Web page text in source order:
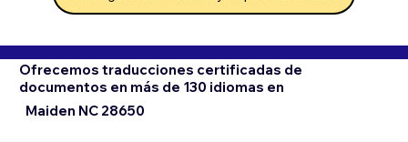
Ofrecemos traducciones certificadas de
documentos en más de 130 idiomas en
Maiden NC 28650